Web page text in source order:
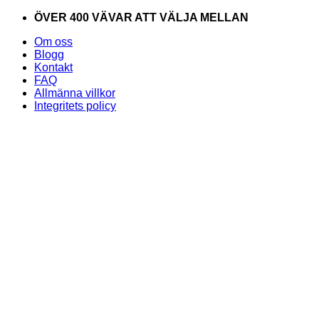
Skip
content
ÖVER 400 VÄVAR ATT VÄLJA MELLAN
Om oss
Blogg
Kontakt
FAQ
Allmänna villkor
Integritets policy